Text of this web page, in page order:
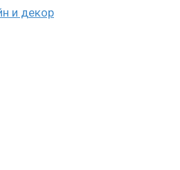
и декор